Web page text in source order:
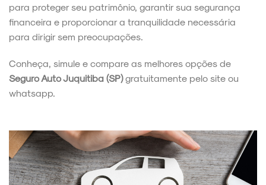
para proteger seu patrimônio, garantir sua segurança
financeira e proporcionar a tranquilidade necessária
para dirigir sem preocupações.
Conheça, simule e compare as melhores opções de
Seguro Auto Juquitiba (SP)gratuitamente pelo site ou
whatsapp.